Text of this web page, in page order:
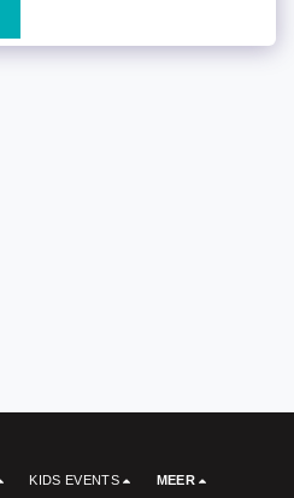
KIDS EVENTS MEER